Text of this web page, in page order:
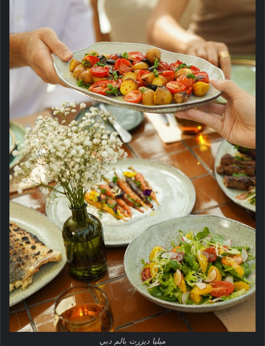
ميليا ديزرت بالم دبي